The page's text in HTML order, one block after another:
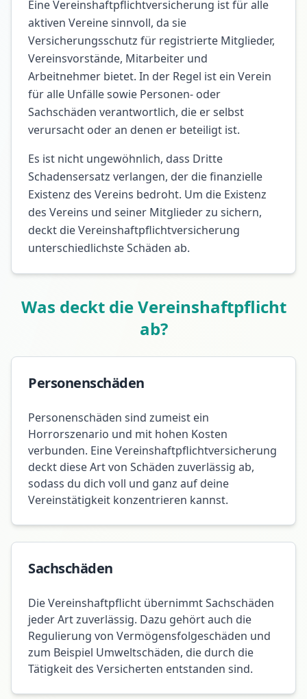
Eine Vereinshaftpflichtversicherung ist für alle
aktiven Vereine sinnvoll, da sie
Versicherungsschutz für registrierte Mitglieder,
Vereinsvorstände, Mitarbeiter und
Arbeitnehmer bietet. In der Regel ist ein Verein
für alle Unfälle sowie Personen- oder
Sachschäden verantwortlich, die er selbst
verursacht oder an denen er beteiligt ist.
Es ist nicht ungewöhnlich, dass Dritte
Schadensersatz verlangen, der die finanzielle
Existenz des Vereins bedroht. Um die Existenz
des Vereins und seiner Mitglieder zu sichern,
deckt die Vereinshaftpflichtversicherung
unterschiedlichste Schäden ab.
Was deckt die Vereinshaftpflicht
ab?
Personenschäden
Personenschäden sind zumeist ein
Horrorszenario und mit hohen Kosten
verbunden. Eine Vereinshaftpflichtversicherung
deckt diese Art von Schäden zuverlässig ab,
sodass du dich voll und ganz auf deine
Vereinstätigkeit konzentrieren kannst.
Sachschäden
Die Vereinshaftpflicht übernimmt Sachschäden
jeder Art zuverlässig. Dazu gehört auch die
Regulierung von Vermögensfolgeschäden und
zum Beispiel Umweltschäden, die durch die
Tätigkeit des Versicherten entstanden sind.